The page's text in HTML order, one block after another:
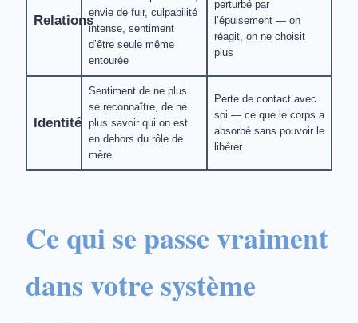
Relations
envie de fuir, culpabilité
intense, sentiment
d’être seule même
entourée
perturbé par
l’épuisement — on
réagit, on ne choisit
plus
Identité
Sentiment de ne plus
se reconnaître, de ne
plus savoir qui on est
en dehors du rôle de
mère
Perte de contact avec
soi — ce que le corps a
absorbé sans pouvoir le
libérer
Ce qui se passe vraiment
dans votre système